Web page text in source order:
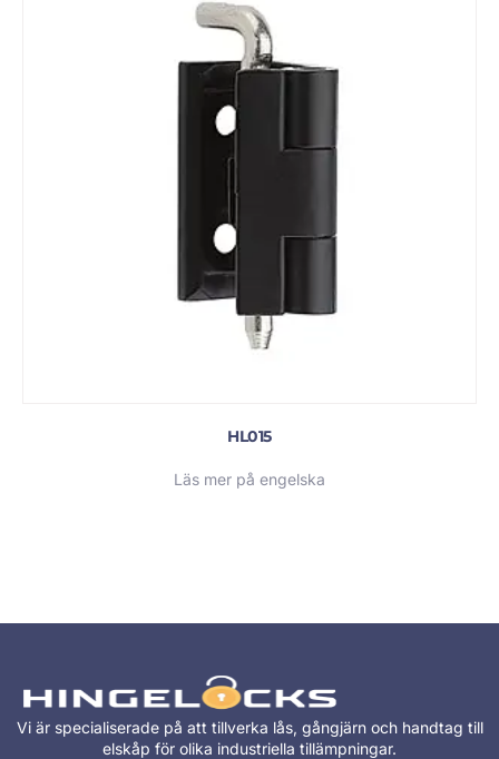
HL015
Läs mer på engelska
Vi är specialiserade på att tillverka lås, gångjärn och handtag till
elskåp för olika industriella tillämpningar.